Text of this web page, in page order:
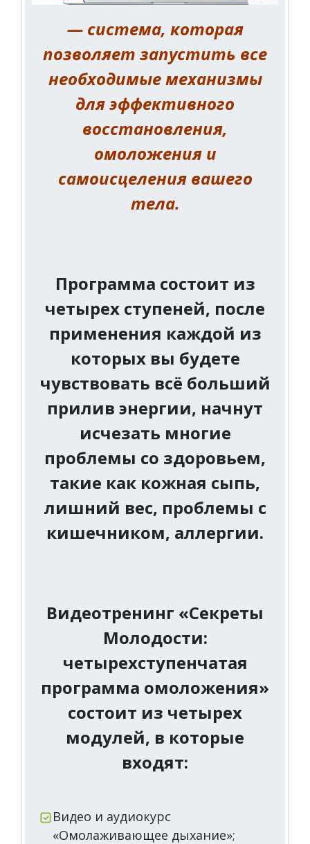
— система, которая
позволяет запустить все
необходимые механизмы
для эффективного
восстановления,
омоложения и
самоисцеления вашего
тела.
Программа состоит из
четырех ступеней, после
применения каждой из
которых вы будете
чувствовать всё больший
прилив энергии, начнут
исчезать многие
проблемы со здоровьем,
такие как кожная сыпь,
лишний вес, проблемы с
кишечником, аллергии.
Видеотренинг «Секреты
Молодости:
четырехступенчатая
программа омоложения»
состоит из четырех
модулей, в которые
входят:
Видео и аудиокурс
«Омолаживающее дыхание»;